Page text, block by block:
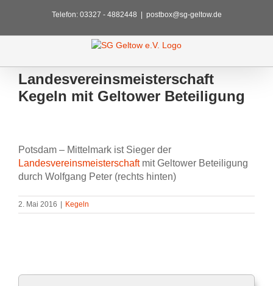
Telefon: 03327 - 4882448 postbox@sg-geltow.de
Landesvereinsmeisterschaft
Kegeln mit Geltower Beteiligung
Bild
Potsdam – Mittelmark ist Sieger der
Landesvereinsmeisterschaftmit Geltower Beteiligung
durch Wolfgang Peter (rechts hinten)
2. Mai 2016 Kegeln